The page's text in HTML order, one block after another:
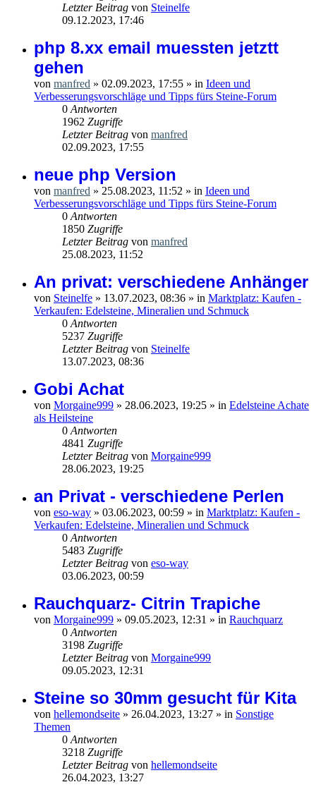
Letzter Beitrag von Steinelfe
09.12.2023, 17:46
php 8.xx email muessten jetztt
gehen
von manfred » 02.09.2023, 17:55 » in Ideen und
Verbesserungsvorschläge und Tipps fürs Steine-Forum
0 Antworten
1962 Zugriffe
Letzter Beitrag von manfred
02.09.2023, 17:55
neue php Version
von manfred » 25.08.2023, 11:52 » in Ideen und
Verbesserungsvorschläge und Tipps fürs Steine-Forum
0 Antworten
1850 Zugriffe
Letzter Beitrag von manfred
25.08.2023, 11:52
An privat: verschiedene Anhänger
von Steinelfe » 13.07.2023, 08:36 » in Marktplatz: Kaufen -
Verkaufen: Edelsteine, Mineralien und Schmuck
0 Antworten
5237 Zugriffe
Letzter Beitrag von Steinelfe
13.07.2023, 08:36
Gobi Achat
von Morgaine999 » 28.06.2023, 19:25 » in Edelsteine Achate
als Heilsteine
0 Antworten
4841 Zugriffe
Letzter Beitrag von Morgaine999
28.06.2023, 19:25
an Privat - verschiedene Perlen
von eso-way » 03.06.2023, 00:59 » in Marktplatz: Kaufen -
Verkaufen: Edelsteine, Mineralien und Schmuck
0 Antworten
5483 Zugriffe
Letzter Beitrag von eso-way
03.06.2023, 00:59
Rauchquarz- Citrin Trapiche
von Morgaine999 » 09.05.2023, 12:31 » in Rauchquarz
0 Antworten
3198 Zugriffe
Letzter Beitrag von Morgaine999
09.05.2023, 12:31
Steine so 30mm gesucht für Kita
von hellemondseite » 26.04.2023, 13:27 » in Sonstige
Themen
0 Antworten
3218 Zugriffe
Letzter Beitrag von hellemondseite
26.04.2023, 13:27